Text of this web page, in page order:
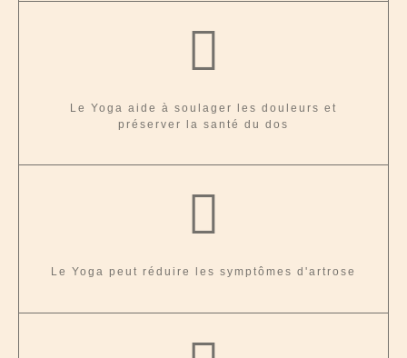
Le Yoga aide à soulager les douleurs et
préserver la santé du dos
Le Yoga peut réduire les symptômes d'artrose